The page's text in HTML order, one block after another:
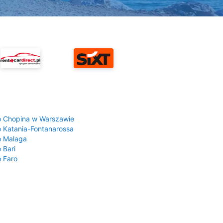
Chopina w Warszawie
Katania-Fontanarossa
Malaga
Bari
Faro